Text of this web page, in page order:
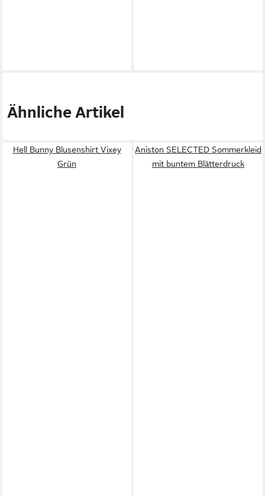
Ähnliche Artikel
Hell Bunny Blusenshirt Vixey
Grün
Aniston SELECTED Sommerkleid
mit buntem Blätterdruck